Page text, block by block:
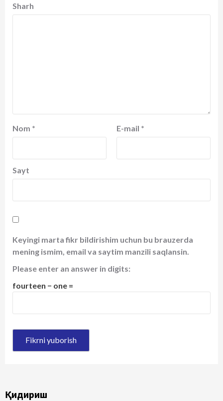
Sharh
Nom * E-mail *
Sayt
Keyingi marta fikr bildirishim uchun bu brauzerda
mening ismim, email va saytim manzili saqlansin.
Please enter an answer in digits:
fourteen − one =
Қидириш